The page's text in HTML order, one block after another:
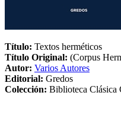
Título: Textos herméticos
Título Original: (Corpus
Autor: Varios Autores
Editorial: Gredos
Colección: Biblioteca Clásica